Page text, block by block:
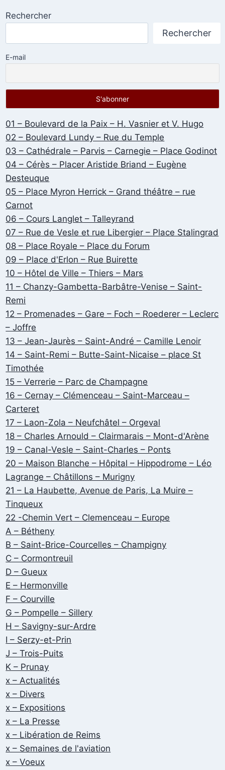
Rechercher
Rechercher
E-mail
01 – Boulevard de la Paix – H. Vasnier et V. Hugo
02 – Boulevard Lundy – Rue du Temple
03 – Cathédrale – Parvis – Carnegie – Place Godinot
04 – Cérès – Placer Aristide Briand – Eugène
Desteuque
05 – Place Myron Herrick – Grand théâtre – rue
Carnot
06 – Cours Langlet – Talleyrand
07 – Rue de Vesle et rue Libergier – Place Stalingrad
08 – Place Royale – Place du Forum
09 – Place d'Erlon – Rue Buirette
10 – Hôtel de Ville – Thiers – Mars
11 – Chanzy-Gambetta-Barbâtre-Venise – Saint-
Remi
12 – Promenades – Gare – Foch – Roederer – Leclerc
– Joffre
13 – Jean-Jaurès – Saint-André – Camille Lenoir
14 – Saint-Remi – Butte-Saint-Nicaise – place St
Timothée
15 – Verrerie – Parc de Champagne
16 – Cernay – Clémenceau – Saint-Marceau –
Carteret
17 – Laon-Zola – Neufchâtel – Orgeval
18 – Charles Arnould – Clairmarais – Mont-d'Arène
19 – Canal-Vesle – Saint-Charles – Ponts
20 – Maison Blanche – Hôpital – Hippodrome – Léo
Lagrange – Châtillons – Murigny
21 – La Haubette, Avenue de Paris, La Muire –
Tinqueux
22 -Chemin Vert – Clemenceau – Europe
A – Bétheny
B – Saint-Brice-Courcelles – Champigny
C – Cormontreuil
D – Gueux
E – Hermonville
F – Courville
G – Pompelle – Sillery
H – Savigny-sur-Ardre
I – Serzy-et-Prin
J – Trois-Puits
K – Prunay
x – Actualités
x – Divers
x – Expositions
x – La Presse
x – Libération de Reims
x – Semaines de l'aviation
x – Voeux